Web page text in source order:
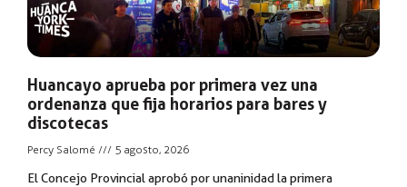
Huancayo aprueba por primera vez una
ordenanza que fija horarios para bares y
discotecas
Percy Salomé 5 agosto, 2026
El Concejo Provincial aprobó por unaninidad la primera